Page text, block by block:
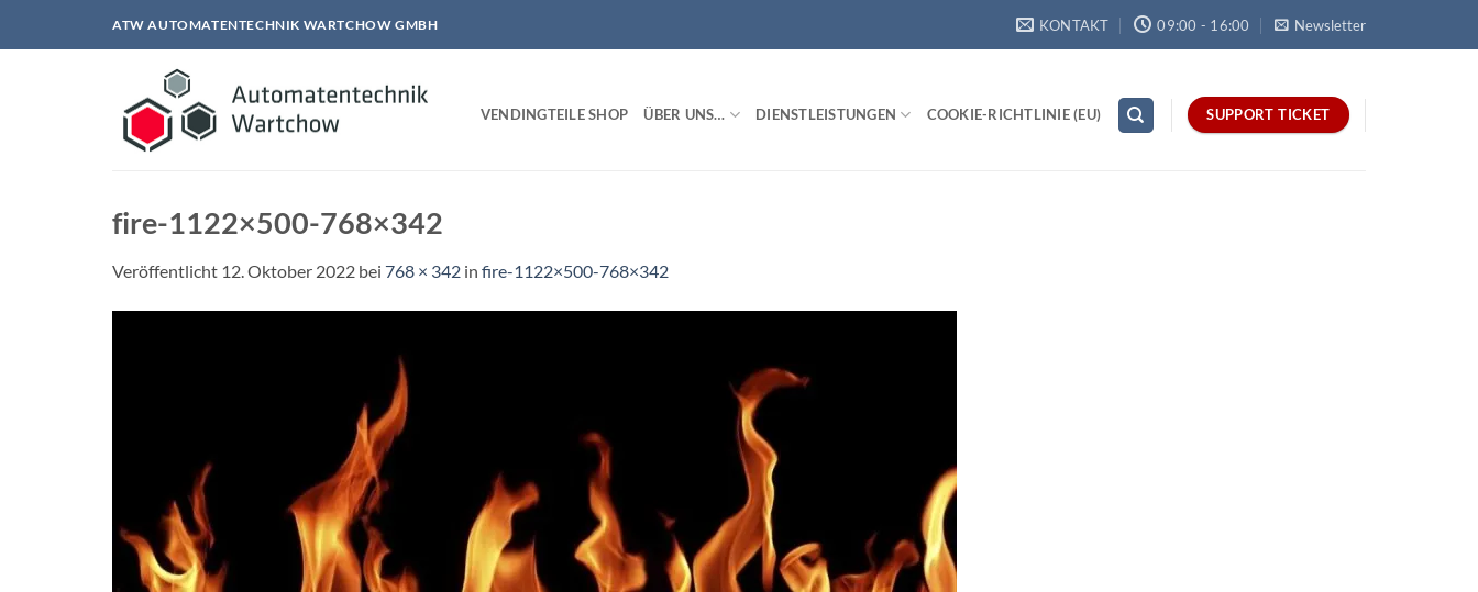
ATW AUTOMATENTECHNIK WARTCHOW GMBH KONTAKT 09:00 - 16:00 Newsletter
VENDINGTEILE SHOP ÜBER UNS… DIENSTLEISTUNGEN COOKIE-RICHTLINIE (EU) SUPPORT TICKET
fire-1122×500-768×342
Veröffentlicht 12. Oktober 2022 bei 768 × 342 in fire-1122×500-768×342